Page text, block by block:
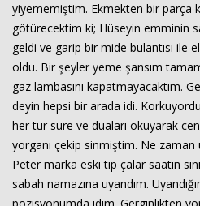
yiyememiştim. Ekmekten bir parça
götürecektim ki; Hüseyin emminin
geldi ve garip bir mide bulantısı ile
oldu. Bir şeyler yeme şansım
gaz lambasını kapatmayacaktım.
deyin hepsi bir arada idi.
her tür sure ve duaları okuyarak
yorganı çekip sinmiştim. Ne
Peter marka eski tip çalar saatin
sabah namazına uyandım.